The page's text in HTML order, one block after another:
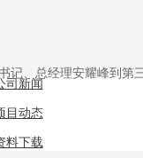
司新闻
目动态
料下载
、总经理安耀峰到第